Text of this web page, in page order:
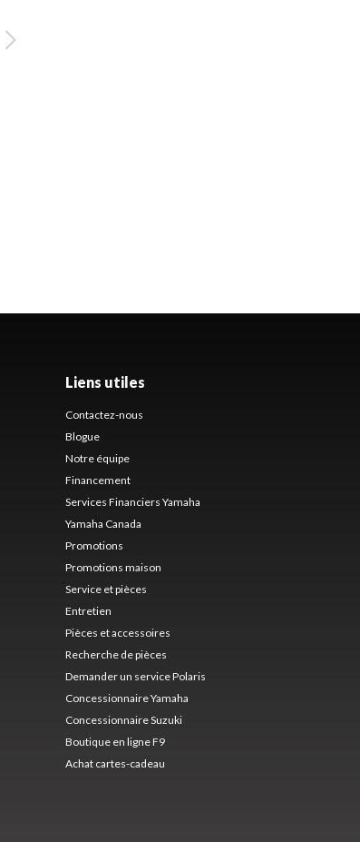
Liens utiles
Contactez-nous
Blogue
Notre équipe
Financement
Services Financiers Yamaha
Yamaha Canada
Promotions
Promotions maison
Service et pièces
Entretien
Pièces et accessoires
Recherche de pièces
Demander un service Polaris
Concessionnaire Yamaha
Concessionnaire Suzuki
Boutique en ligne F9
Achat cartes-cadeau